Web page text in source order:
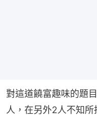
對這道饒富趣味的題
人，在另外2人不知所